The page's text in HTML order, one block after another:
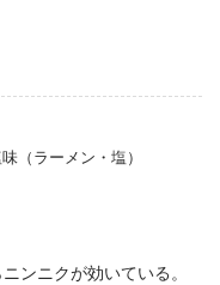
（ラーメン・塩）
ンニクが効いている。